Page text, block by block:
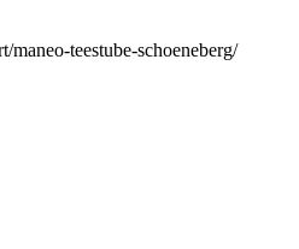
teestube-schoeneberg/